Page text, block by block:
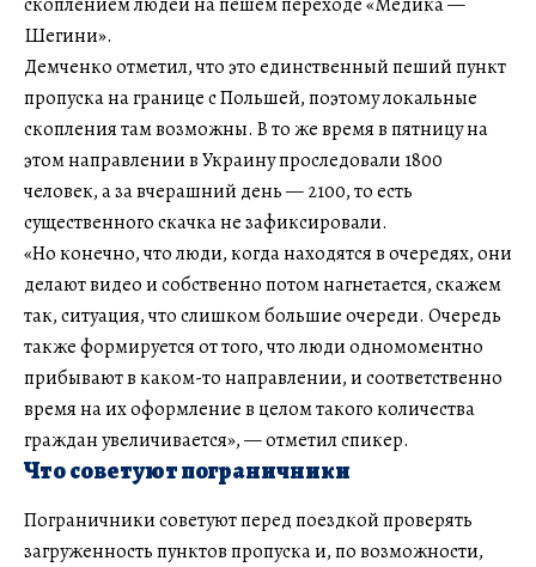
Шегини».
Демченко отметил, что это единственный пеший пункт
пропуска на границе с Польшей, поэтому локальные
скопления там возможны. В то же время в пятницу на
этом направлении в Украину проследовали 1800
человек, а за вчерашний день — 2100, то есть
существенного скачка не зафиксировали.
«Но конечно, что люди, когда находятся в очередях, они
делают видео и собственно потом нагнетается, скажем
так, ситуация, что слишком большие очереди. Очередь
также формируется от того, что люди одномоментно
прибывают в каком-то направлении, и соответственно
время на их оформление в целом такого количества
граждан увеличивается», — отметил спикер.
Что советуют пограничники
Пограничники советуют перед поездкой проверять
загруженность пунктов пропуска и, по возможности,